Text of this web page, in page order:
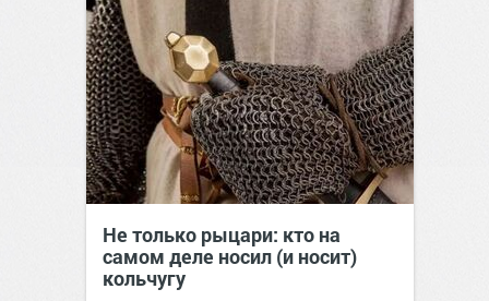
Не только рыцари: кто на
самом деле носил (и носит)
кольчугу